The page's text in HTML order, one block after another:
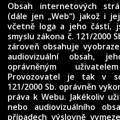
Obsah internetových
(dále jen „Web“) jakož i
včetně loga a jeho částí,
smyslu zákona č. 121/2000
zároveň obsahuje
audiovizuální obsah,
oprávněným
Provozovatel je tak v
121/2000 Sb. oprávněn
práva k Webu. Jakékoliv
nebo audiovizuálního
případech výslovně